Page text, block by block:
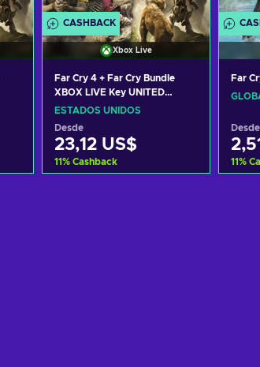
CASHBACK
Xbox Live
Far Cry 4 + Far Cry Bundle
XBOX LIVE Key UNITED
STATES
ESTADOS UNIDOS
Desde
23,12 US$
11% Cashback
Far
Desde
11%